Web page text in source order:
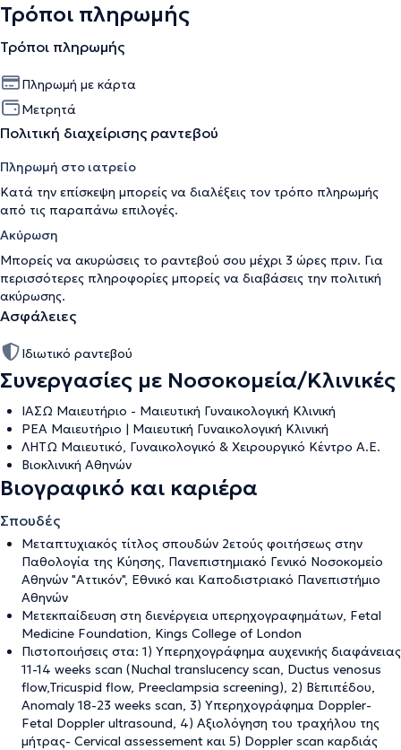
Τρόποι πληρωμής
Τρόποι πληρωμής
Πληρωμή με κάρτα
Μετρητά
Πολιτική διαχείρισης ραντεβού
Πληρωμή στο ιατρείο
Κατά την επίσκεψη μπορείς να διαλέξεις τον τρόπο πληρωμής
από τις παραπάνω επιλογές.
Ακύρωση
Μπορείς να ακυρώσεις το ραντεβού σου μέχρι 3 ώρες πριν. Για
περισσότερες πληροφορίες μπορείς να διαβάσεις την πολιτική
ακύρωσης.
Ασφάλειες
Ιδιωτικό ραντεβού
Συνεργασίες με Νοσοκομεία/Κλινικές
ΙΑΣΩ Μαιευτήριο - Μαιευτική Γυναικολογική Κλινική
ΡΕΑ Μαιευτήριο | Μαιευτική Γυναικολογική Κλινική
ΛΗΤΩ Μαιευτικό, Γυναικολογικό & Χειρουργικό Κέντρο Α.Ε.
Βιοκλινική Αθηνών
Βιογραφικό και καριέρα
Σπουδές
Μεταπτυχιακός τίτλος σπουδών 2ετούς φοιτήσεως στην
Παθολογία της Κύησης, Πανεπιστημιακό Γενικό Νοσοκομείο
Αθηνών "Αττικόν", Εθνικό και Καποδιστριακό Πανεπιστήμιο
Αθηνών
Μετεκπαίδευση στη διενέργεια υπερηχογραφημάτων, Fetal
Medicine Foundation, Kings College of London
Πιστοποιήσεις στα: 1) Yπερηχογράφημα αυχενικής διαφάνειας
11-14 weeks scan (Nuchal translucency scan, Ductus venosus
flow,Tricuspid flow, Preeclampsia screening), 2) Β΄επιπέδου,
Αnomaly 18-23 weeks scan, 3) Υπερηχογράφημα Doppler-
Fetal Doppler ultrasound, 4) Αξιολόγηση του τραχήλου της
μήτρας- Cervical assessement και 5) Doppler scan καρδιάς